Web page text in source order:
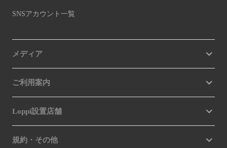
SNSアカウント一覧
メディア
ご利用案内
Loppi設置店舗
規約・その他